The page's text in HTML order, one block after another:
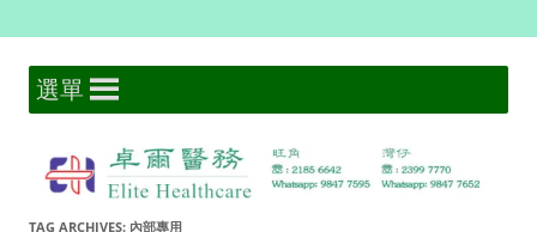
Skip
to
content
卓爾醫務
選單
TAG ARCHIVES: 內部專用